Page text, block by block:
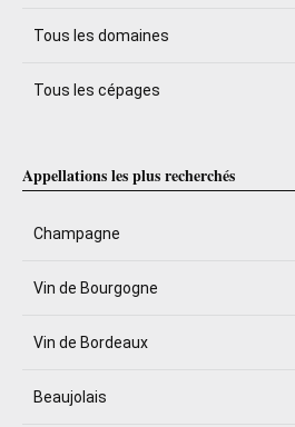
Tous les domaines
Tous les cépages
Appellations les plus recherchés
Champagne
Vin de Bourgogne
Vin de Bordeaux
Beaujolais